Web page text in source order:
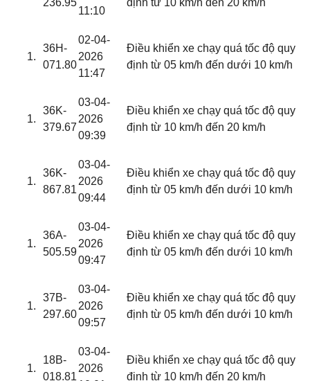
11:10
36H-
071.80
02-04-
2026
11:47
Điều khiển xe chạy quá tốc độ quy
định từ 05 km/h đến dưới 10 km/h
36K-
379.67
03-04-
2026
09:39
Điều khiển xe chạy quá tốc độ quy
định từ 10 km/h đến 20 km/h
36K-
867.81
03-04-
2026
09:44
Điều khiển xe chạy quá tốc độ quy
định từ 05 km/h đến dưới 10 km/h
36A-
505.59
03-04-
2026
09:47
Điều khiển xe chạy quá tốc độ quy
định từ 05 km/h đến dưới 10 km/h
37B-
297.60
03-04-
2026
09:57
Điều khiển xe chạy quá tốc độ quy
định từ 05 km/h đến dưới 10 km/h
18B-
018.81
03-04-
2026
Điều khiển xe chạy quá tốc độ quy
định từ 10 km/h đến 20 km/h